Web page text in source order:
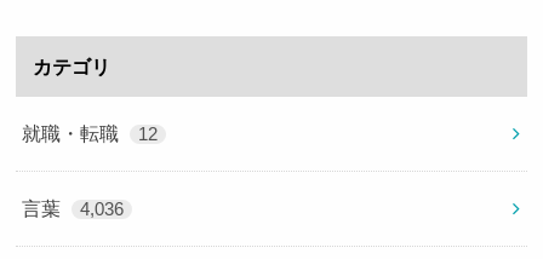
カテゴリ
就職・転職 12
言葉 4,036